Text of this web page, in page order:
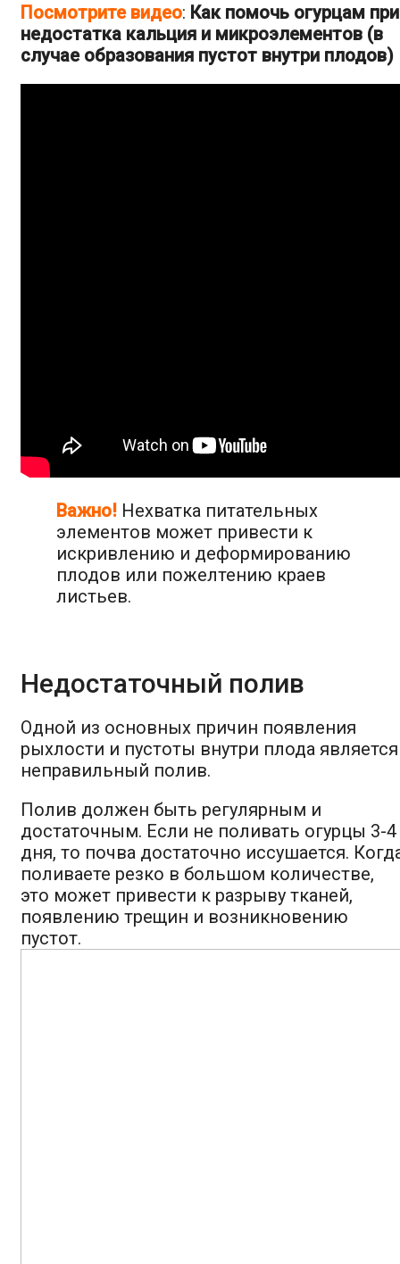
Посмотрите видео: Как помочь огурцам при
недостатка кальция и микроэлементов (в
случае образования пустот внутри плодов)
Важно! Нехватка питательных
элементов может привести к
искривлению и деформированию
плодов или пожелтению краев
листьев.
Недостаточный полив
Одной из основных причин появления
рыхлости и пустоты внутри плода является
неправильный полив.
Полив должен быть регулярным и
достаточным. Если не поливать огурцы 3-4
дня, то почва достаточно иссушается.
поливаете резко в большом количестве,
это может привести к разрыву тканей,
появлению трещин и возникновению
пустот.